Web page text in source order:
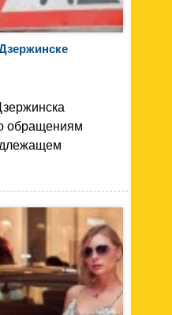
обращениям